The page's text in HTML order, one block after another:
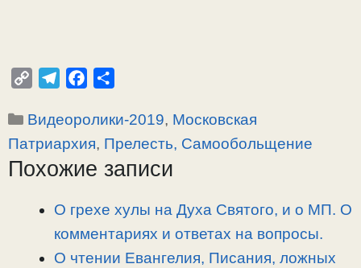
p
y
L
l
e
g
a
c
e
b
п
р
а
Рубрики
Видеоролики-2019, Московская
Патриархия, Прелесть, Самообольщение
Похожие записи
О грехе хулы на Духа Святого, и о МП. О
комментариях и ответах на вопросы.
О чтении Евангелия, Писания, ложных